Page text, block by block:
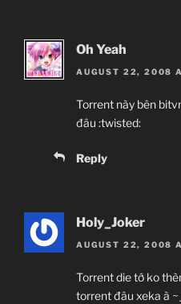
Oh Yeah
AUGUST 22, 2008
Torrent này bên
đâu :twisted:
Reply
Holy_Joker
AUGUST 22, 2008
Torrent die tớ ko
torrent đâu xeka à